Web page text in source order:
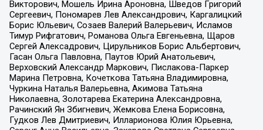
Викторович, Мошель Ирина Ароновна, Шведов Григорий
Сергеевич, Пономарев Лев Александрович, Каргалицкий
Борис Юльевич, Созаев Валерий Валерьевич, Исламов
Тимур Рифгатович, Романова Ольга Евгеньевна, Щаров
Сергей Алексадрович, Цирульников Борис Альбертович,
Гасан Ольга Павловна, Паутов Юрий Анатольевич,
Верховский Александр Маркович, Пислакова-Паркер
Марина Петровна, Кочеткова Татьяна Владимировна,
Чуркина Наталья Валерьевна, Акимова Татьяна
Николаевна, Золотарева Екатерина Александровна,
Рачинский Ян Збигневич, Жемкова Елена Борисовна,
Гудков Лев Дмитриевич, Илларионова Юлия Юрьевна,